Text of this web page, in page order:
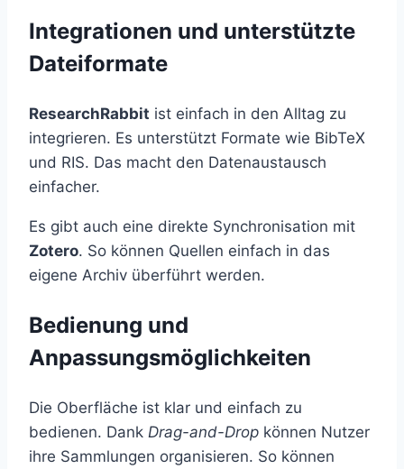
Integrationen und unterstützte
Dateiformate
ResearchRabbit ist einfach in den Alltag zu
integrieren. Es unterstützt Formate wie BibTeX
und RIS. Das macht den Datenaustausch
einfacher.
Es gibt auch eine direkte Synchronisation mit
Zotero. So können Quellen einfach in das
eigene Archiv überführt werden.
Bedienung und
Anpassungsmöglichkeiten
Die Oberfläche ist klar und einfach zu
bedienen. Dank Drag-and-Drop können Nutzer
ihre Sammlungen organisieren. So können